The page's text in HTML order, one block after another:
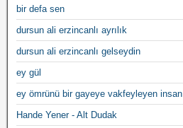
bir defa sen
dursun ali erzincanlı ayrılık
dursun ali erzincanlı gelseydin
ey gül
ey ömrünü bir gayeye vakfeyleyen insan
Hande Yener - Alt Dudak